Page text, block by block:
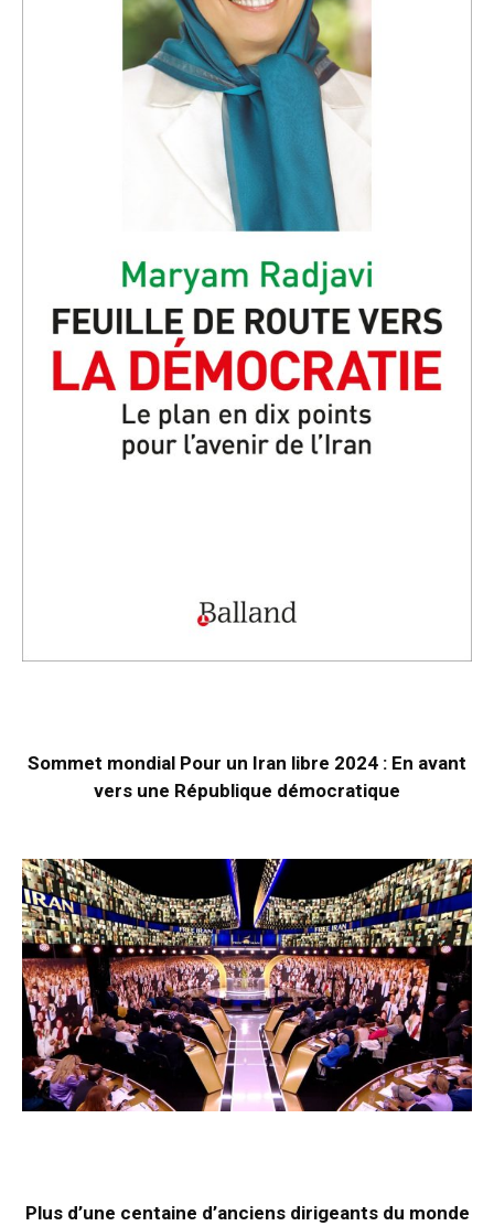
Sommet mondial Pour un Iran libre 2024 : En avant
vers une République démocratique
Plus d’une centaine d’anciens dirigeants du monde